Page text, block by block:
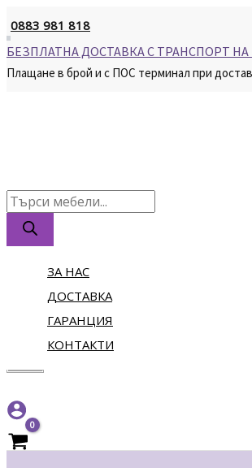
to
content
0883 981 818
БЕЗПЛАТНА ДОСТАВКА С ТРАНСПОРТ
Плащане в брой и с ПОС терминал при
Products
search
ЗА НАС
ДОСТАВКА
ГАРАНЦИЯ
КОНТАКТИ